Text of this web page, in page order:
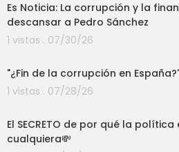
Es Noticia: La corrupción y la
descansar a Pedro Sánchez
1 vistas . 07/30/26
"¿Fin de la corrupción en
1 vistas . 07/28/26
El SECRETO de por qué la
cualquiera💸